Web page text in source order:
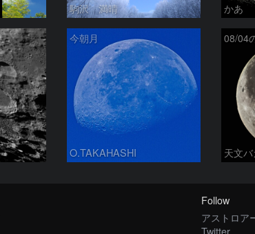
駒沢 満晴 かあ
今朝月
O.TAKAHASHI
08/04
天文
Follow
アストロア
Twitter